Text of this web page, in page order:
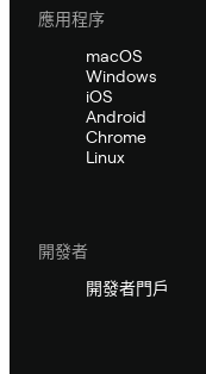
應用程序
macOS
Windows
iOS
Android
Chrome
Linux
開發者
開發者門戶